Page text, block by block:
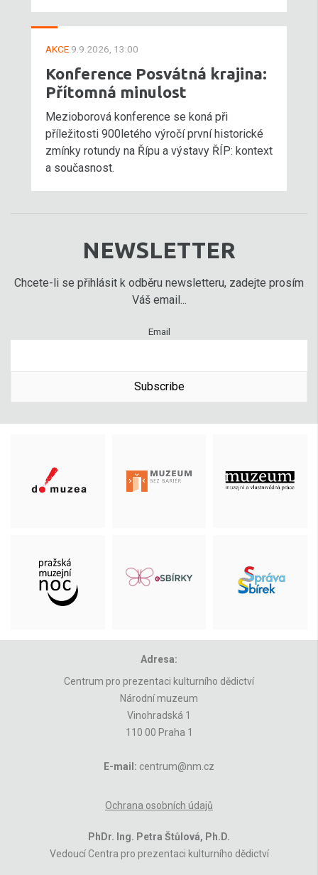
AKCE 9.9.2026, 13:00
Konference Posvátná krajina:
Přítomná minulost
Mezioborová konference se koná při
příležitosti 900letého výročí první historické
zmínky rotundy na Řípu a výstavy ŘÍP: kontext
a současnost.
NEWSLETTER
Chcete-li se přihlásit k odběru newsletteru, zadejte prosím
Váš email...
Email
Subscribe
Adresa:
Centrum pro prezentaci kulturního dědictví
Národní muzeum
Vinohradská 1
110 00 Praha 1
E-mail: centrum@nm.cz
Ochrana osobních údajů
PhDr. Ing. Petra Štůlová, Ph.D.
Vedoucí Centra pro prezentaci kulturního dědictví